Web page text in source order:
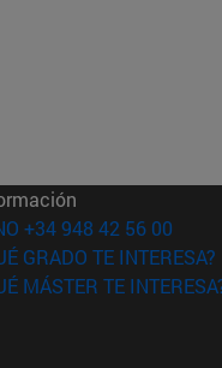
+34 948 42 56 00
GRADO TE INTERESA?
MÁSTER TE